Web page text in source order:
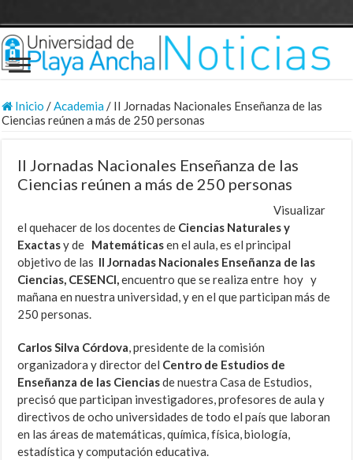
Inicio /Academia/ II Jornadas Nacionales Enseñanza de las
Ciencias reúnen a más de 250 personas
II Jornadas Nacionales Enseñanza de las
Ciencias reúnen a más de 250 personas
Visualizar
el quehacer de los docentes de Ciencias Naturales y
Exactasy de Matemáticasen el aula, es el principal
objetivo de las II Jornadas Nacionales Enseñanza de las
Ciencias, CESENCI,encuentro que se realiza entre hoy y
mañana en nuestra universidad, y en el que participan más de
250 personas.
Carlos Silva Córdova, presidente de la comisión
organizadora y director del Centro de Estudios de
Enseñanza de las Cienciasde nuestra Casa de Estudios,
precisó que participan investigadores, profesores de aula y
directivos de ocho universidades de todo el país que laboran
en las áreas de matemáticas, química, física, biología,
estadística y computación educativa.